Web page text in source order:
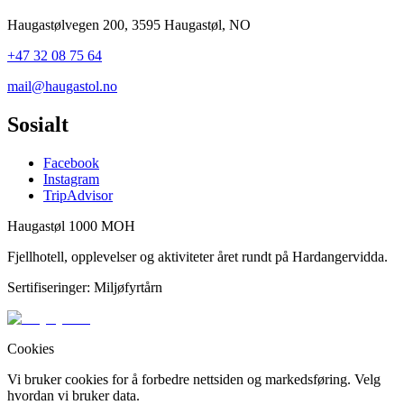
Haugastølvegen 200, 3595 Haugastøl, NO
+47 32 08 75 64
mail@haugastol.no
Sosialt
Facebook
Instagram
TripAdvisor
Haugastøl 1000 MOH
Fjellhotell, opplevelser og aktiviteter året rundt på Hardangervidda.
Sertifiseringer: Miljøfyrtårn
Cookies
Vi bruker cookies for å forbedre nettsiden og markedsføring. Velg
hvordan vi bruker data.